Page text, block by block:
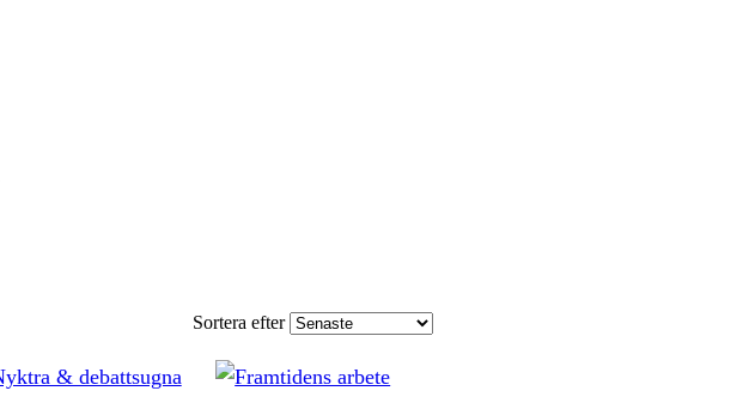
Sortera efter